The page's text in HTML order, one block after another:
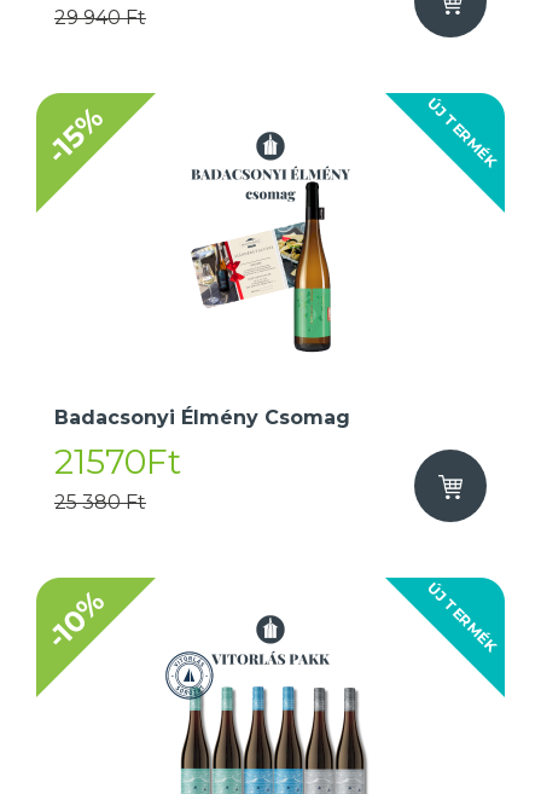
29 940 Ft
ÚJ TERMÉK
-15%
Badacsonyi Élmény Csomag
21570Ft
25 380 Ft
ÚJ TERMÉK
-10%